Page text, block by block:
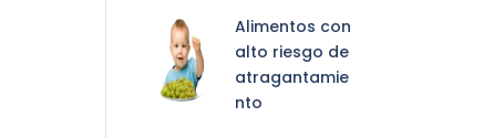
Alimentos con
alto riesgo de
atragantamie
nto